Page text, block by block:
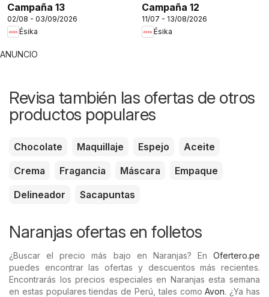
Campaña 13
02/08 - 03/09/2026
Ésika
Campaña 12
11/07 - 13/08/2026
Ésika
ANUNCIO
Revisa también las ofertas de otros
productos populares
Chocolate Maquillaje Espejo
Aceite
Crema
Fragancia Máscara
Empaque
Delineador
Sacapuntas
Naranjas ofertas en folletos
¿Buscar el precio más bajo en Naranjas? En Ofertero.pe
puedes encontrar las ofertas y descuentos más recientes.
Encontrarás los precios especiales en Naranjas esta semana
en estas populares tiendas de Perú, tales comoAvon. ¿Ya has